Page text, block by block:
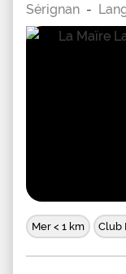
Sérignan -
Mer < 1 km Club